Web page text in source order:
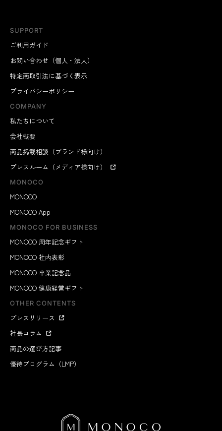
SUPPORT
ご利用ガイド
お問い合わせ（個人・法人）
特定商取引法に基づく表示
プライバシーポリシー
COMPANY
私たちについて
会社概要
商品掲載相談（ブランド様向け）
プレスルーム（メディア様向け）
MONOCO
MONOCO
MONOCO App
MONOCO FOR BUSINESS
MONOCO 周年記念ギフト
MONOCO 社内表彰
MONOCO 卒業記念品
MONOCO 健康経営ギフト
OTHER CONTENTS
プレスリリース
社長コラム
商品の選び方記事
優待プログラム（LMP）